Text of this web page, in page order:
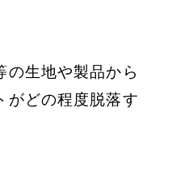
生地や製品から
がどの程度脱落す